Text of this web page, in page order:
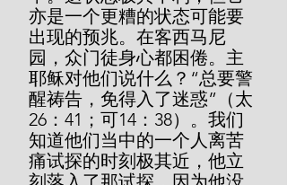
亦是一个更糟的状态可能要
出现的预兆。在客西马尼
园，众门徒身心都困倦。主
耶稣对他们说什么？“总要警
醒祷告，免得入了迷惑”（太
26：41；可14：38）。我们
知道他们当中的一个人离苦
痛试探的时刻极其近，他立